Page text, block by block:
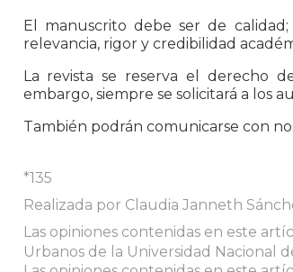
El manuscrito debe ser de
relevancia, rigor y credibilidad
La revista se reserva el derecho
embargo, siempre se solicitará a los
También podrán comunicarse con
*135
Realizada por Claudia Janneth
Las opiniones contenidas en este
Urbanos de la Universidad Nacional